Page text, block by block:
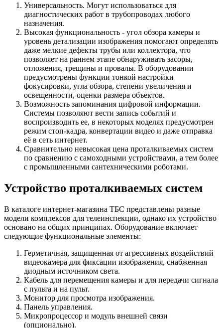
Универсальность. Могут использоваться для
диагностических работ в трубопроводах любого
назначения.
Высокая функциональность - угол обзора камеры и
уровень детализации изображения помогают определять
даже мелкие дефекты трубы или коллектора, что
позволяет на раннем этапе обнаруживать засоры,
отложения, трещины и провалы. В оборудовании
предусмотрены функции тонкой настройки
фокусировки, угла обзора, степени увеличения и
освещенности, оценки размера объектов.
Возможность запоминания цифровой информации.
Системы позволяют вести запись событий и
воспроизводить ее, в некоторых моделях предусмотрен
режим стоп-кадра, конвертации видео и даже отправка
её в сеть интернет.
Сравнительно невысокая цена проталкиваемых систем
по сравнению с самоходными устройствами, а тем более
с промышленными сантехническими роботами.
Устройство проталкиваемых систем
В каталоге интернет-магазина ТБС представлены разные
модели комплексов для телеинспекции, однако их устройство
основано на общих принципах. Оборудование включает
следующие функциональные элементы:
Герметичная, защищенная от агрессивных воздействий
видеокамера для фиксации изображения, снабженная
диодным источником света.
Кабель для перемещения камеры и для передачи сигнала
с пульта и на пульт.
Монитор для просмотра изображения.
Панель управления.
Микропроцессор и модуль внешней связи
(опционально).